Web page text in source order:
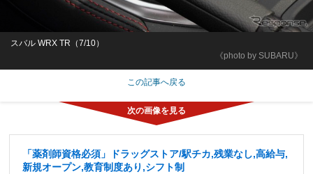
《photo by SUBARU》
スバル WRX TR（7/10）
この記事へ戻る
「薬剤師資格必須」ドラッグストア/駅チカ,残業なし,高給与,
新規オープン,教育制度あり,シフト制